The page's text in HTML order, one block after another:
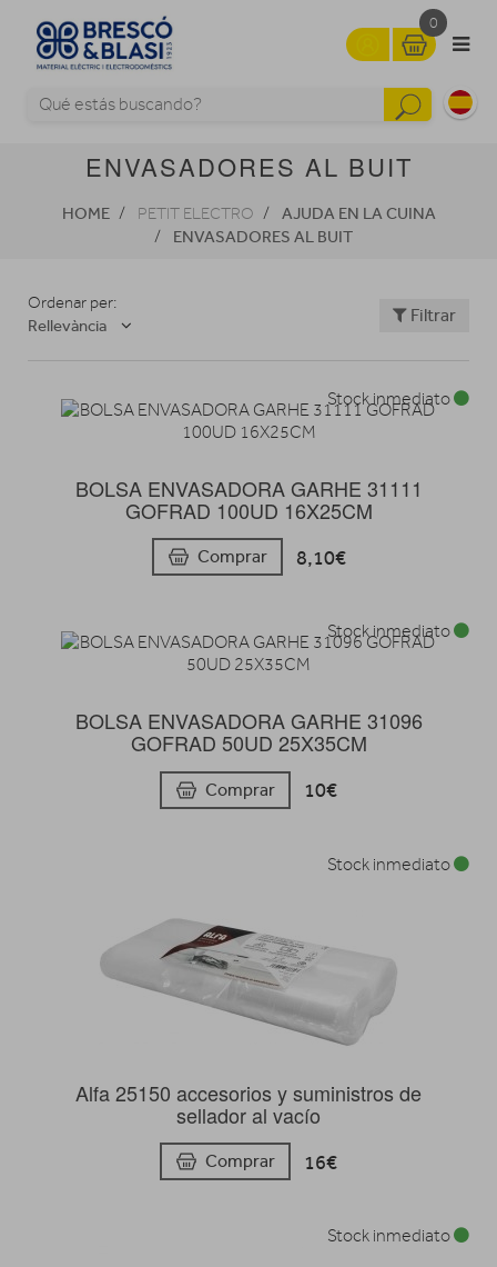
0
ENVASADORES AL BUIT
HOME PETIT ELECTRO
AJUDA EN LA CUINA
ENVASADORES AL BUIT
Ordenar per:
Rellevància
Filtrar
BOLSA ENVASADORA GARHE 31111
GOFRAD 100UD 16X25CM
Comprar 8,10€
Stock inmediato
BOLSA ENVASADORA GARHE 31096
GOFRAD 50UD 25X35CM
Comprar 10€
Stock inmediato
Alfa 25150 accesorios y suministros de
sellador al vacío
Comprar 16€
Stock inmediato
Stock inmediato